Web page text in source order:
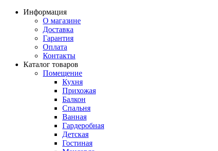
Информация
О магазине
Доставка
Гарантия
Оплата
Контакты
Каталог товаров
Помещение
Кухня
Прихожая
Балкон
Спальня
Ванная
Гардеробная
Детская
Гостиная